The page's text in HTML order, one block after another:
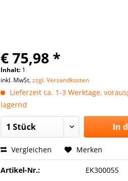
€ 75,98 *
Inhalt: 1
inkl. MwSt.zzgl. Versandkosten
Lieferzeit ca. 1-3 Werktage,
lagernd
In
Vergleichen Merken
Artikel-Nr.: EK300055